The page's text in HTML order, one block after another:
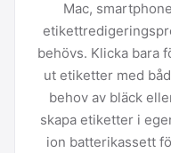
Mac,
behövs. Klicka
ut etiketter med
behov av bläck
skapa etiketter i
ion batterikassett